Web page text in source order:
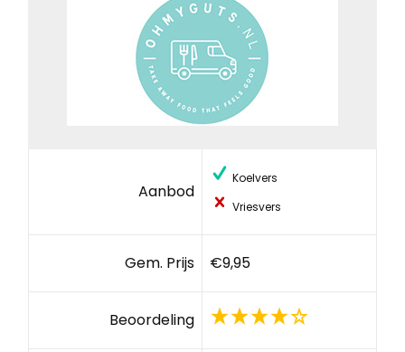
Aanbod
Koelvers
Vriesvers
Gem. Prijs €9,95
Beoordeling